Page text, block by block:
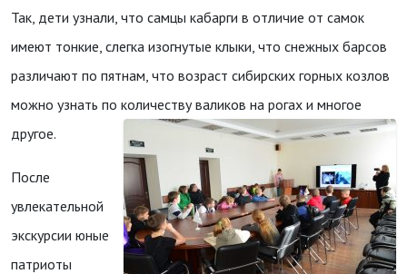
Так, дети узнали, что самцы кабарги в отличие от самок
имеют тонкие, слегка изогнутые клыки, что снежных барсов
различают по пятнам, что возраст сибирских горных козлов
можно узнать по количеству валиков на рогах и многое
другое.
После
увлекательной
экскурсии юные
патриоты